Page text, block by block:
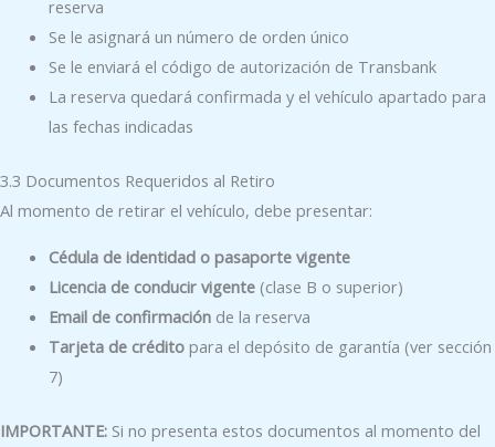
reserva
Se le asignará un número de orden único
Se le enviará el código de autorización de Transbank
La reserva quedará confirmada y el vehículo apartado para
las fechas indicadas
3.3 Documentos Requeridos al Retiro
Al momento de retirar el vehículo, debe presentar:
Cédula de identidad o pasaporte vigente
Licencia de conducir vigente(clase B o superior)
Email de confirmaciónde la reserva
Tarjeta de créditopara el depósito de garantía (ver sección
7)
IMPORTANTE: Si no presenta estos documentos al momento del